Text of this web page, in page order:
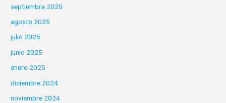
septiembre 2025
agosto 2025
julio 2025
junio 2025
enero 2025
diciembre 2024
noviembre 2024